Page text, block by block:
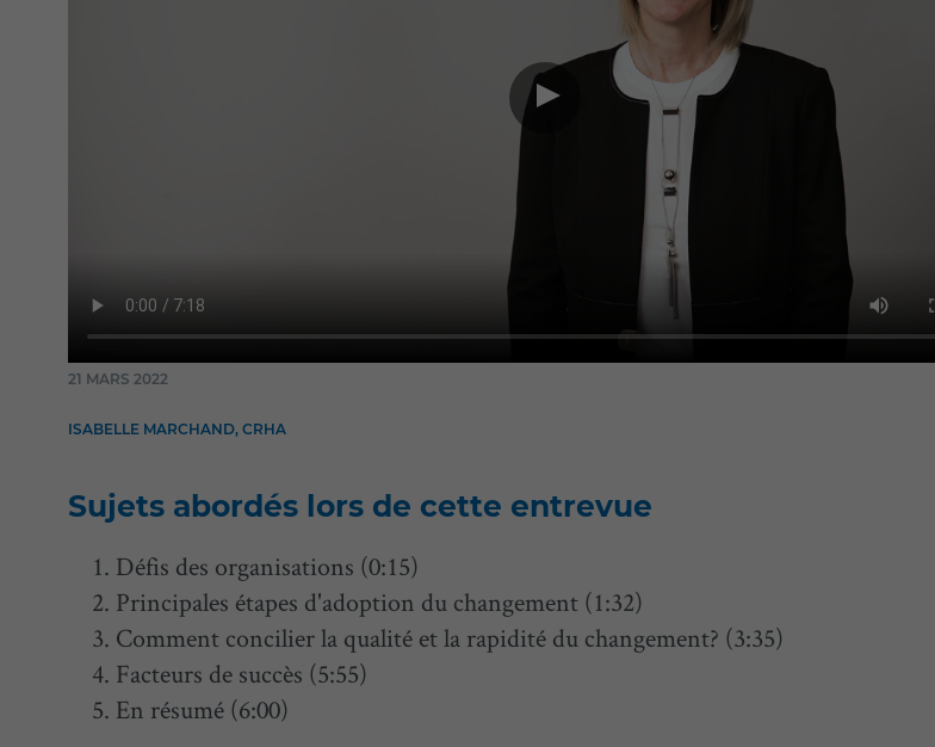
21 MARS 2022
ISABELLE MARCHAND, CRHA
Sujets abordés lors de cette entrevue
Défis des organisations (0:15)
Principales étapes d'adoption du changement (1:32)
Comment concilier la qualité et la rapidité du changement? (3:35)
Facteurs de succès (5:55)
En résumé (6:00)